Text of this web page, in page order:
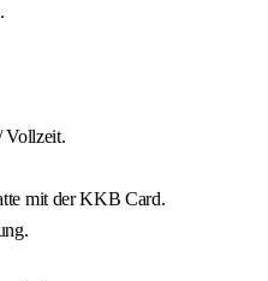
Vollzeit.
mit der KKB Card.